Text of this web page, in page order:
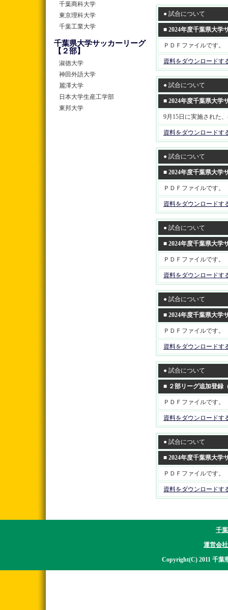
千葉商科大学
東京理科大学
千葉工業大学
千葉県大学サッカーリーグ
【２部】
淑徳大学
神田外語大学
麗澤大学
日本大学生産工学部
東邦大学
● 試合について
■ 2024年度千葉県大
ＰＤＦファイルです。
資料をダウンロードす
● 試合について
■ 2024年度千葉県大学
9月15日に実施された
資料をダウンロードす
● 試合について
■ 2024年度千葉県大学
ＰＤＦファイルです。
資料をダウンロードす
● 試合について
■ 2024年度千葉県大学
ＰＤＦファイルです。
資料をダウンロードす
● 試合について
■ 2024年度千葉県大学
ＰＤＦファイルです。
資料をダウンロードす
● 試合について
■ ２部リーグ追加登録
ＰＤＦファイルです。
資料をダウンロードす
● 試合について
■ 2024年度千葉県大学
ＰＤＦファイルです。
資料をダウンロードす
千
運営会
Copyright(C) 2011 千葉